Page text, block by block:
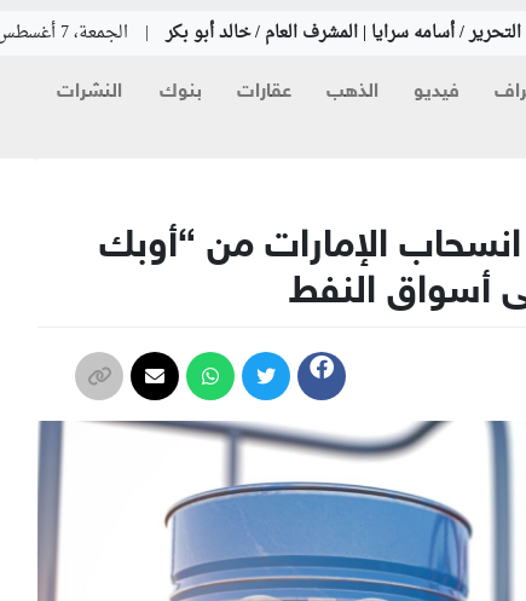
/ أسامه سرايا | المشرف العام / خالد أبو بكر | الجمعة، 7 أغسطس 2026
فيديو الذهب عقارات بنوك النشرات
الإمارات من “أوبك
أسواق النفط